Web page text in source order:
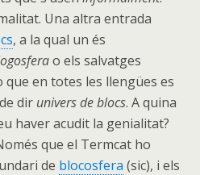
Una altra entrada
, a la qual un és
o els salvatges
que en totes les llengües es
dir univers de blocs. A quina
haver acudit la genialitat?
que el Termcat ho
de blocosfera (sic), i els